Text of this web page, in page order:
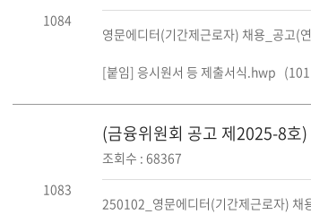
1084
영문에디터(기간제근로자) 채용_공고(
[붙임] 응시원서 등 제출서식.hwp
1083
(금융위원회 공고 제2025-8호
조회수 : 68367
250102_영문에디터(기간제근로자) 채